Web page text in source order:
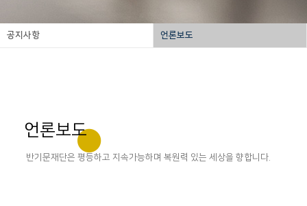
공지사항 언론보도
언론보도
반기문재단은 평등하고 지속가능하며 복원력 있는 세상을 향합니다.